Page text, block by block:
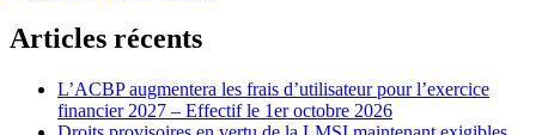
Articles récents
L’ACBP augmentera les frais d’utilisateur pour l’exercice
financier 2027 – Effectif le 1er octobre 2026